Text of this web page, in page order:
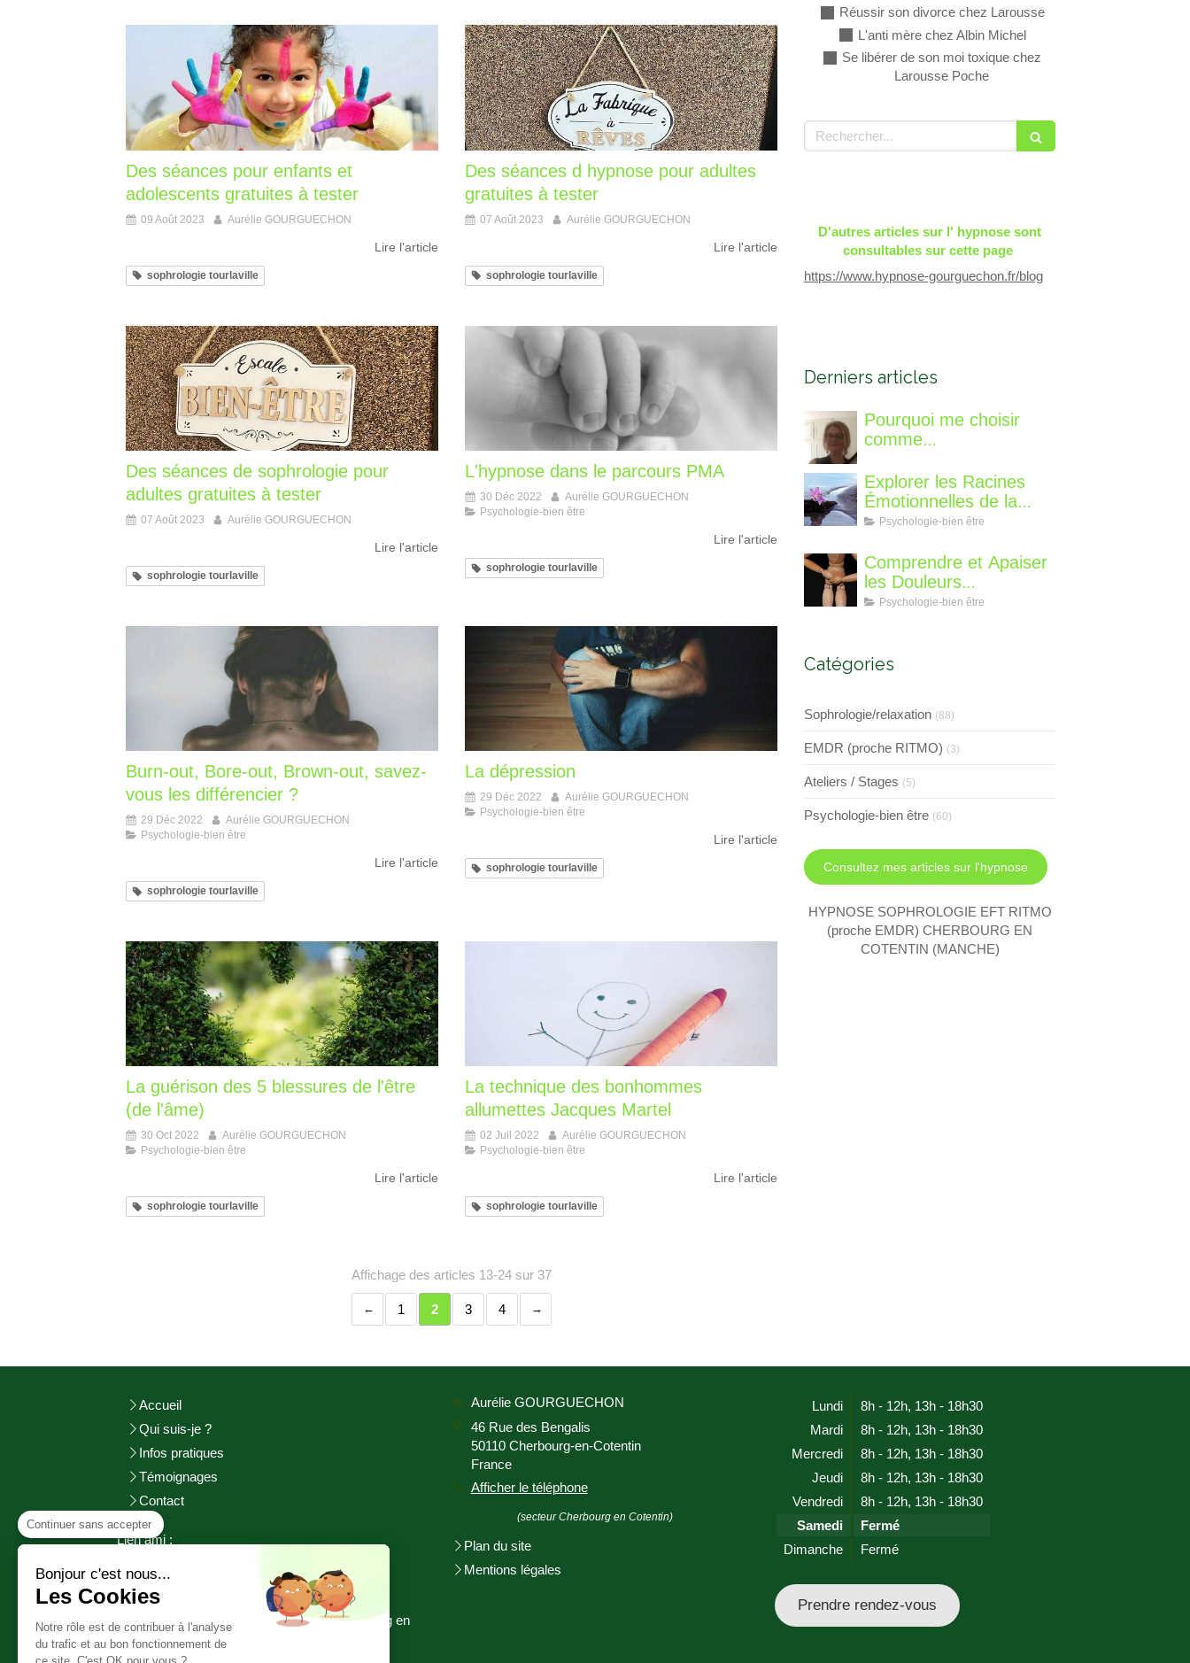
Des séances pour enfants et
adolescents gratuites à tester
09 Août 2023 Aurélie GOURGUECHON
Lire l'article
sophrologie tourlaville
Des séances d hypnose pour adultes
gratuites à tester
07 Août 2023 Aurélie GOURGUECHON
Lire l'article
sophrologie tourlaville
Des séances de sophrologie pour
adultes gratuites à tester
07 Août 2023 Aurélie GOURGUECHON
Lire l'article
sophrologie tourlaville
L'hypnose dans le parcours PMA
30 Déc 2022
Aurélie GOURGUECHON
Psychologie-bien être
Lire l'article
sophrologie tourlaville
Burn-out, Bore-out, Brown-out, savez-
vous les différencier ?
29 Déc 2022
Aurélie GOURGUECHON
Psychologie-bien être
Lire l'article
sophrologie tourlaville
La dépression
29 Déc 2022
Aurélie GOURGUECHON
Psychologie-bien être
Lire l'article
sophrologie tourlaville
La guérison des 5 blessures de l'être
(de l'âme)
30 Oct 2022
Aurélie GOURGUECHON
Psychologie-bien être
Lire l'article
sophrologie tourlaville
La technique des bonhommes
allumettes Jacques Martel
02 Juil 2022
Aurélie GOURGUECHON
Psychologie-bien être
Lire l'article
sophrologie tourlaville
Affichage des articles 13-24 sur 37
1 2 3 4
Réussir son divorce chez Larousse
L'anti mère chez Albin Michel
Se libérer de son moi toxique chez
Larousse Poche
Rechercher
D'autres articles sur l' hypnose sont
consultables sur cette page
https://www.hypnose-gourguechon.fr/blog
Derniers articles
Pourquoi me choisir
comme
suis-je, qu'est ce que je
vous propose de
différent?
Explorer les Racines
Émotionnelles de la
Perte de Poids : Un
Psychologie-bien être
Comprendre et Apaiser
les Douleurs
Neuroplastiques : Une
l'EFT
Psychologie-bien être
Catégories
Sophrologie/relaxation (88)
EMDR (proche RITMO) (3)
Ateliers / Stages (5)
Psychologie-bien être (60)
Consultez mes articles sur l'hypnose
HYPNOSE SOPHROLOGIE EFT RITMO
(proche EMDR) CHERBOURG EN
COTENTIN (MANCHE)
Accueil
Qui suis-je ?
Infos pratiques
Témoignages
Contact
Lien ami :
http://www.sophrologie-pratiques.fr
©2017 Aurélie GOURGUECHON - Cherbourg en
Cotentin
Aurélie GOURGUECHON
46 Rue des Bengalis
50110 Cherbourg-en-Cotentin
France
Afficher le téléphone
(secteur Cherbourg en Cotentin)
Plan du site
Mentions légales
Lundi 8h - 12h, 13h - 18h30
Mardi
8h - 12h, 13h - 18h30
Mercredi
8h - 12h, 13h - 18h30
Jeudi
8h - 12h, 13h - 18h30
Vendredi
8h - 12h, 13h - 18h30
Samedi
Fermé
Dimanche
Fermé
Prendre rendez-vous
Continuer sans accepter
Bonjour c'est nous...
Les Cookies
Notre rôle est de contribuer à l'analyse
du trafic et au bon fonctionnement de